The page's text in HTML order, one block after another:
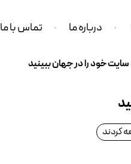
درباره ما تماس با ما
سايت خود را در جهان ببينيد
کردند